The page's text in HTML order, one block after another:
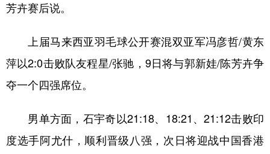
四川
陕西 甘肃 青海 宁夏
新疆 内蒙古 黑龙江
English Español Français عربى
芳卉赛后说。
上届马来西亚羽毛球公开赛混双亚军冯彦哲/黄东
萍以2:0击败队友程星/张驰，9日将与郭新娃/陈芳卉争
夺一个四强席位。
男单方面，石宇奇以21:18、18:21、21:12击败印
度选手阿尤什，顺利晋级八强，次日将迎战中国香港